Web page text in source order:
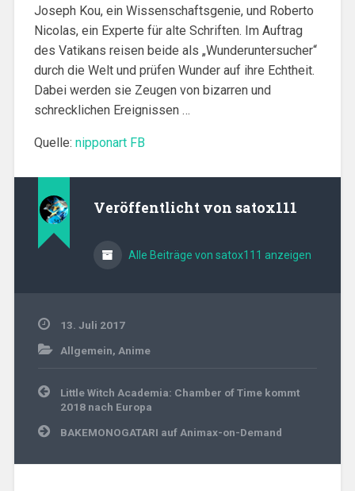
Joseph Kou, ein Wissenschaftsgenie, und Roberto
Nicolas, ein Experte für alte Schriften. Im Auftrag
des Vatikans reisen beide als „Wunderuntersucher“
durch die Welt und prüfen Wunder auf ihre Echtheit.
Dabei werden sie Zeugen von bizarren und
schrecklichen Ereignissen …
Quelle: nipponart FB
Veröffentlicht von satox111
Alle Beiträge von satox111 anzeigen
13. Juli 2017
Allgemein, Anime
Beitragsnavigation
Little Witch Academia: Chamber of Time kommt
2018 nach Europa
BAKEMONOGATARI auf Animax-on-Demand